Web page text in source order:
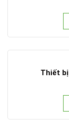
Thiết bị